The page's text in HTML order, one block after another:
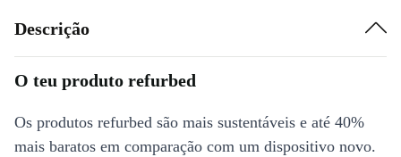
Descrição
O teu produto refurbed
Os produtos refurbed são mais sustentáveis e até 40%
mais baratos em comparação com um dispositivo novo.